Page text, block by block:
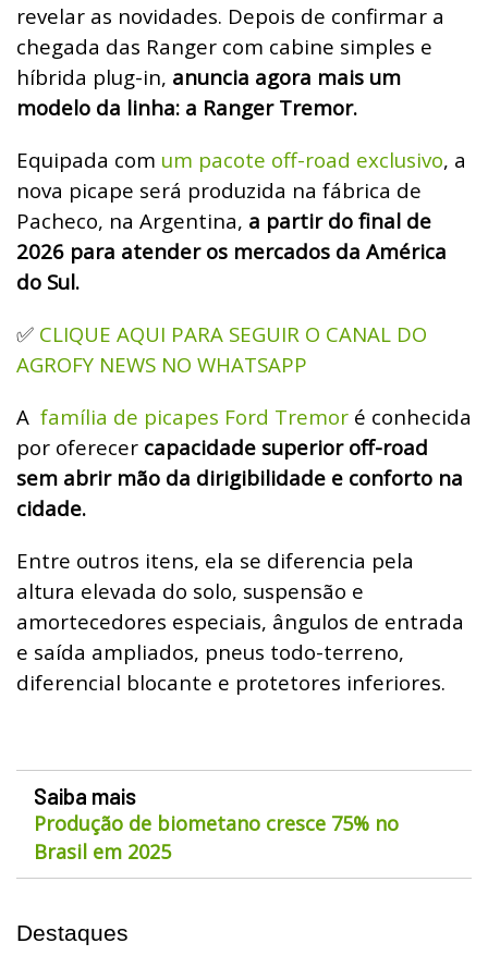
revelar as novidades. Depois de confirmar a
chegada das Ranger com cabine simples e
híbrida plug-in, anuncia agora mais um
modelo da linha: a Ranger Tremor.
Equipada com um pacote off-road exclusivo, a
nova picape será produzida na fábrica de
Pacheco, na Argentina, a partir do final de
2026 para atender os mercados da América
do Sul.
✅ CLIQUE AQUI PARA SEGUIR O CANAL DO
AGROFY NEWS NO WHATSAPP
A família de picapes Ford Tremor é conhecida
por oferecer capacidade superior off-road
sem abrir mão da dirigibilidade e conforto na
cidade.
Entre outros itens, ela se diferencia pela
altura elevada do solo, suspensão e
amortecedores especiais, ângulos de entrada
e saída ampliados, pneus todo-terreno,
diferencial blocante e protetores inferiores.
Saiba mais
Produção de biometano cresce 75% no
Brasil em 2025
Destaques